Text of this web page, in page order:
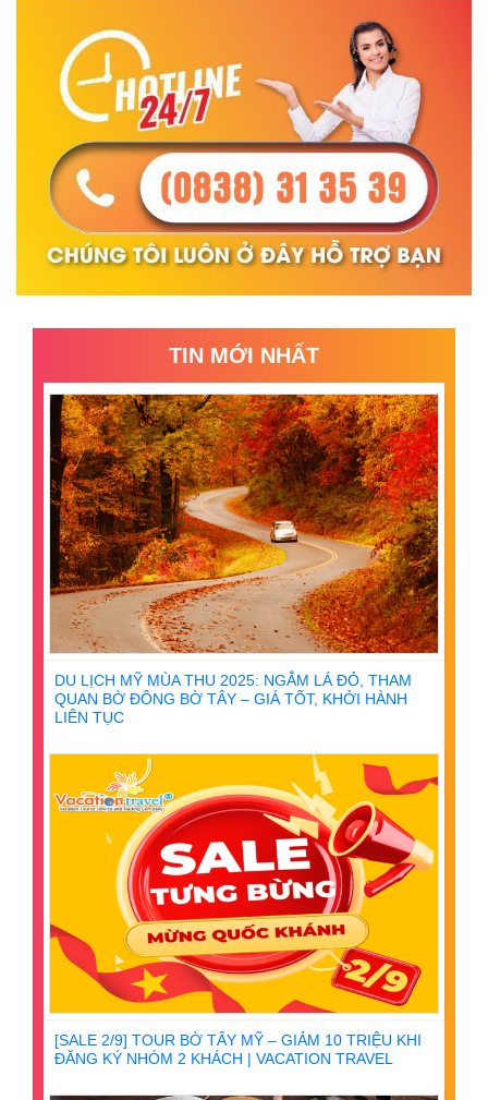
TIN MỚI NHẤT
DU LỊCH MỸ MÙA THU 2025: NGẮM LÁ ĐỎ, THAM
QUAN BỜ ĐÔNG BỜ TÂY – GIÁ TỐT, KHỞI HÀNH
LIÊN TỤC
[SALE 2/9] TOUR BỜ TÂY MỸ – GIẢM 10 TRIỆU KHI
ĐĂNG KÝ NHÓM 2 KHÁCH | VACATION TRAVEL